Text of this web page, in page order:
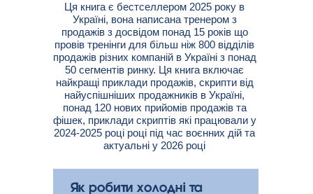
Ця книга є бестселлером 2025 року в
Україні, вона написана тренером з
продажів з досвідом понад 15 років що
провів тренінги для більш ніж 800 відділів
продажів різних компаній в Україні з понад
50 сегментів ринку. Ця книга включає
найкращі приклади продажів, скрипти від
найуспішніших продажників в Україні,
понад 120 нових прийомів продажів та
фішек, приклади скриптів які працювали у
2024-2025 році році під час воєнних дій та
актуальні у 2026 році